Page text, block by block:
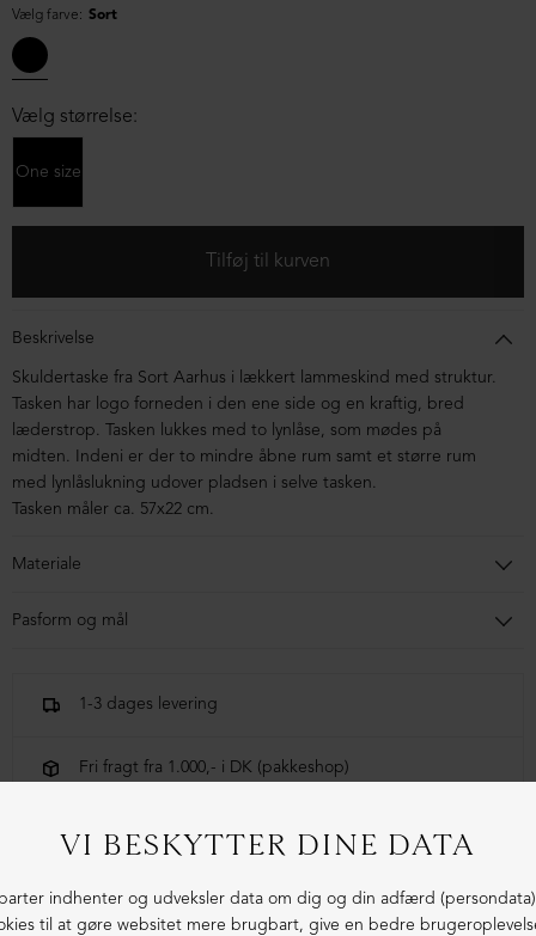
Vælg farve: Sort
Vælg størrelse:
One size
Beskrivelse
Skuldertaske fra Sort Aarhus i lækkert lammeskind med struktur.
Tasken har logo forneden i den ene side og en kraftig, bred
læderstrop. Tasken lukkes med to lynlåse, som mødes på
midten. Indeni er der to mindre åbne rum samt et større rum
med lynlåslukning udover pladsen i selve tasken.
Tasken måler ca. 57x22 cm.
Materiale
Pasform og mål
Længde: 57 cm1-3 dages levering
Fri fragt fra 1.000,- i DK (pakkeshop)
Ekstraordinær kvalitet - produceret i Europa